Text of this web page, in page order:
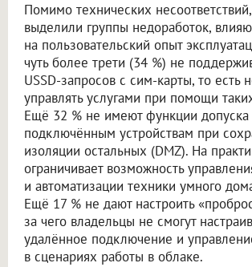
Помимо технических
выделили группы недоработок,
на пользовательский опыт
чуть более трети (34 %) не
USSD-запросов с сим-карты, то есть
управлять услугами при помощи
Ещё 32 % не имеют функции
подключённым устройствам при
изоляции остальных (DMZ). На
ограничивает возможность
и автоматизации техники умного
Ещё 17 % не дают настроить
за чего владельцы не смогут
удалённое подключение и
в сценариях работы в облаке.